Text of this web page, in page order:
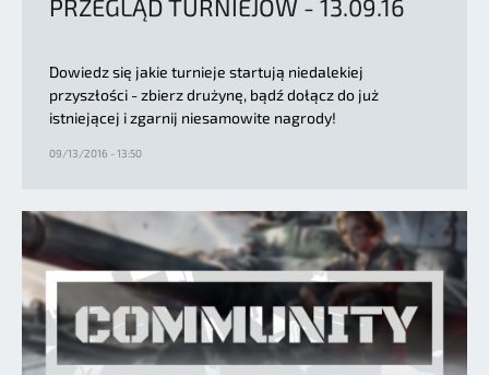
PRZEGLĄD TURNIEJÓW - 13.09.16
Dowiedz się jakie turnieje startują niedalekiej
przyszłości - zbierz drużynę, bądź dołącz do już
istniejącej i zgarnij niesamowite nagrody!
09/13/2016 - 13:50